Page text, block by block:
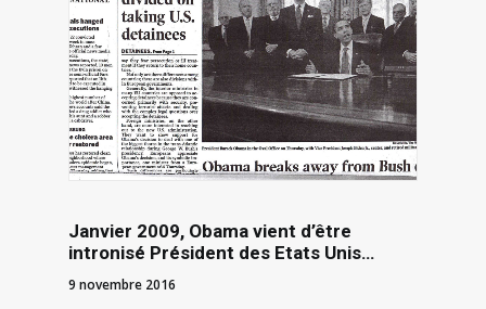
Janvier 2009, Obama vient d’être
intronisé Président des Etats Unis…
9 novembre 2016